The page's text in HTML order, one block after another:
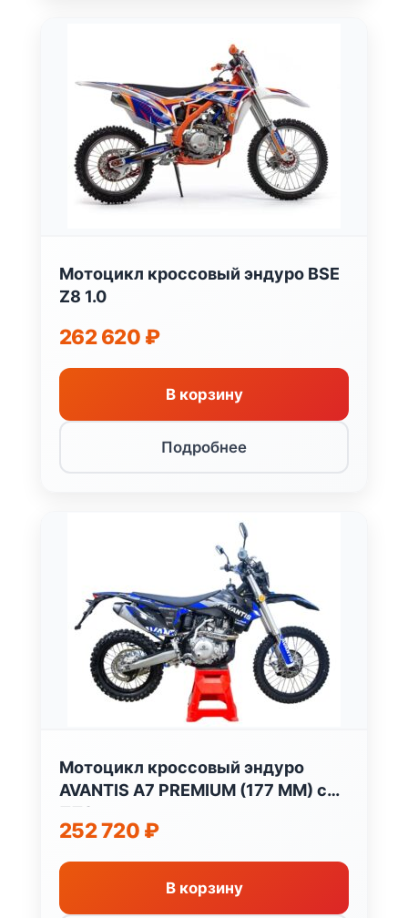
Мотоцикл кроссовый эндуро BSE
Z8 1.0
262 620 ₽
В корзину
Подробнее
Мотоцикл кроссовый эндуро
AVANTIS A7 PREMIUM (177 MM) с
ПТС
252 720 ₽
В корзину